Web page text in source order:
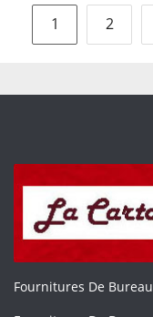
des
1 2
Fournitures De